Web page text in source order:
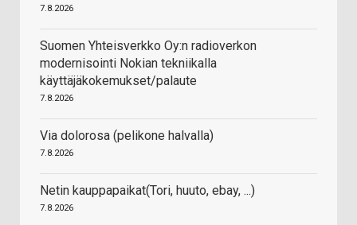
7.8.2026
Suomen Yhteisverkko Oy:n radioverkon
modernisointi Nokian tekniikalla
käyttäjäkokemukset/palaute
7.8.2026
Via dolorosa (pelikone halvalla)
7.8.2026
Netin kauppapaikat(Tori, huuto, ebay, ...)
7.8.2026